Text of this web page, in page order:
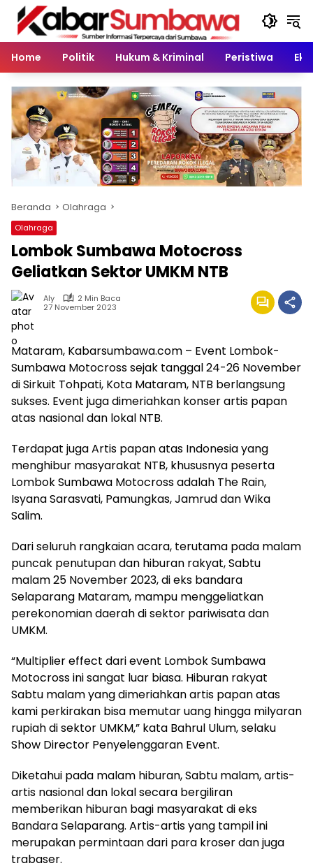
Langsung
konten
Home
Politik Hukum & Kriminal Peristiwa
Beranda Olahraga
Olahraga
Lombok Sumbawa Motocross
Geliatkan Sektor UMKM NTB
Aly
2 Min Baca
27 November 2023
Mataram, Kabarsumbawa.com – Event Lombok-
Sumbawa Motocross sejak tanggal 24-26 November
di Sirkuit Tohpati, Kota Mataram, NTB berlangsung
sukses. Event juga dimeriahkan konser artis papan
atas nasional dan lokal NTB.
Terdapat juga Artis papan atas Indonesia yang
menghibur masyarakat NTB, khususnya peserta
Lombok Sumbawa Motocross adalah The Rain,
Isyana Sarasvati, Pamungkas, Jamrud dan Wika
Salim.
Dari seluruh rangkaian acara, terutama pada malam
puncak penutupan dan hiburan rakyat, Sabtu
malam 25 November 2023, di eks bandara
Selaparang Mataram, mampu menggeliatkan
perekonomian daerah di sektor pariwisata dan
UMKM.
“Multiplier effect dari event Lombok Sumbawa
Motocross ini sangat luar biasa. Hiburan rakyat
Sabtu malam yang dimeriahkan artis papan atas
kami perkirakan bisa memutar uang hingga milyaran
rupiah di sektor UMKM,” kata Bahrul Ulum, selaku
Show Director Penyelenggaran Event.
Diketahui pada malam hiburan, Sabtu malam, artis-
artis nasional dan lokal secara bergiliran
memberikan hiburan bagi masyarakat di eks
Bandara Selaparang. Artis-artis yang tampil ini
merupakan permintaan dari para kroser dan juga
trabaser.